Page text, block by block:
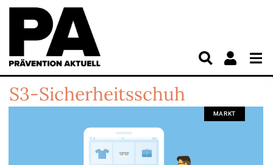
S3-Sicherheitsschuh
MARKT